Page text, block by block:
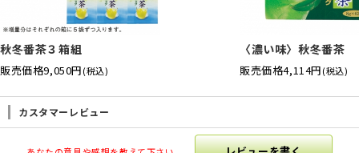
秋冬番茶３箱組
販売価格9,050円(税込)
〈濃い味〉秋冬番茶
販売価格4,114円(税込)
カスタマーレビュー